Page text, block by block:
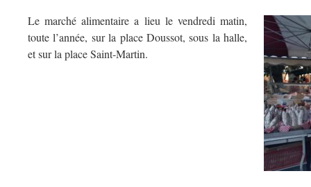
Le marché alimentaire a lieu le vendredi matin,
toute l’année, sur la place Doussot, sous la halle,
et sur la place Saint-Martin.